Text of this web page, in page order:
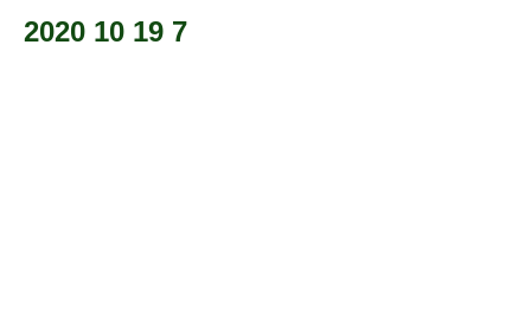
2020 10 19 7